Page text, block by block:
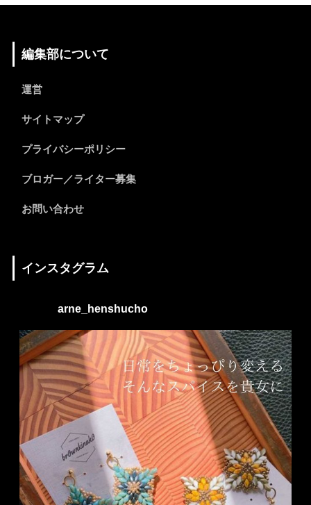
編集部について
運営
サイトマップ
プライバシーポリシー
ブロガー／ライター募集
お問い合わせ
インスタグラム
arne_henshucho